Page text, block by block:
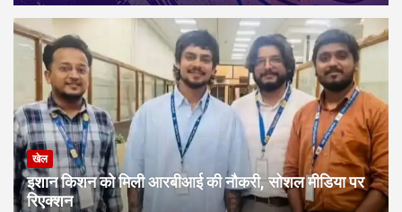
खेल
इशान किशन को मिली आरबीआई की नौकरी, सोशल मीडिया पर
रिएक्शन